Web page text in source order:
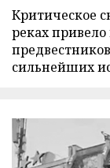
Критическое
реках
сильнейших